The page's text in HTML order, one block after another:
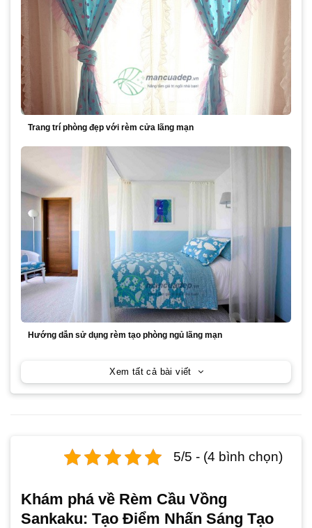
5/5 - (4 bình chọn)
Khám phá về Rèm Cầu Vồng
Sankaku: Tạo Điểm Nhấn Sáng Tạo
Trang trí phòng đẹp với rèm cửa lãng mạn
Hướng dẫn sử dụng rèm tạo phòng ngủ lãng mạn
Xem tất cả bài viết